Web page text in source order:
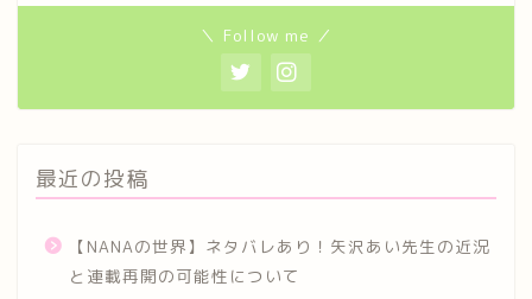
＼ Follow me ／
最近の投稿
【NANAの世界】ネタバレあり！矢沢あい先生の近況
と連載再開の可能性について